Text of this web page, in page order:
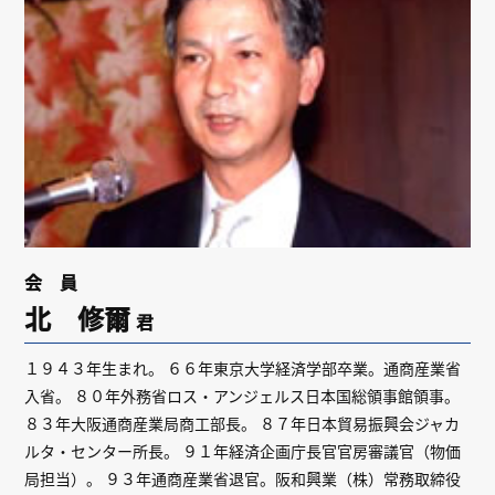
会員専用ページ
English
会 員
北 修爾君
１９４３年生まれ。 ６６年東京大学経済学部卒業。通商産業省
入省。 ８０年外務省ロス・アンジェルス日本国総領事館領事。
８３年大阪通商産業局商工部長。 ８７年日本貿易振興会ジャカ
ルタ・センター所長。 ９１年経済企画庁長官官房審議官（物価
局担当）。 ９３年通商産業省退官。阪和興業（株）常務取締役